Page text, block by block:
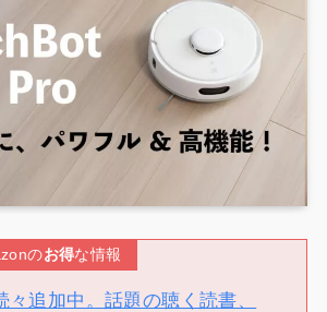
のお得な情報
々追加中。話題の聴く読書、